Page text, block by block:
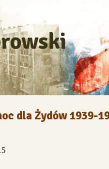
dla Żydów 1939-